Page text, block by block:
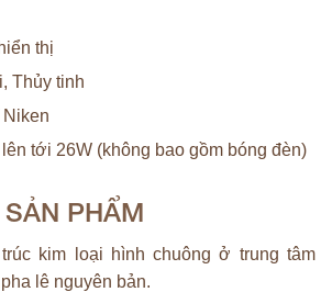
thị
Thủy tinh
lên tới 26W (không bao gồm bóng đèn)
PHẨM
kim loại hình chuông ở trung tâm
lê nguyên bản.